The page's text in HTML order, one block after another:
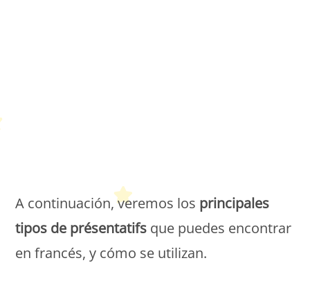
A continuación, veremos los principales
tipos de présentatifs que puedes encontrar
en francés, y cómo se utilizan.